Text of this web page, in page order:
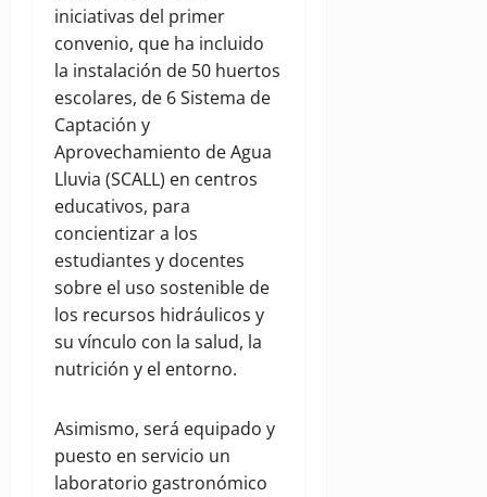
iniciativas del primer
convenio, que ha incluido
la instalación de 50 huertos
escolares, de 6 Sistema de
Captación y
Aprovechamiento de Agua
Lluvia (SCALL) en centros
educativos, para
concientizar a los
estudiantes y docentes
sobre el uso sostenible de
los recursos hidráulicos y
su vínculo con la salud, la
nutrición y el entorno.
Asimismo, será equipado y
puesto en servicio un
laboratorio gastronómico